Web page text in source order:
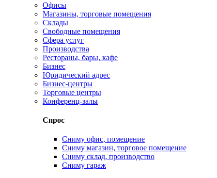
Офисы
Магазины, торговые помещения
Склады
Свободные помещения
Сфера услуг
Производства
Рестораны, бары, кафе
Бизнес
Юридический адрес
Бизнес-центры
Торговые центры
Конференц-залы
Спрос
Сниму офис, помещение
Сниму магазин, торговое помещение
Сниму склад, производство
Сниму гараж